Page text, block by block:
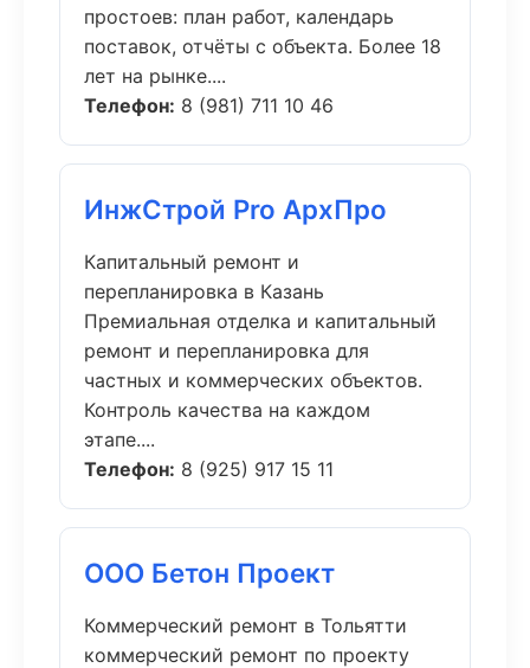
простоев: план работ, календарь
поставок, отчёты с объекта. Более 18
лет на рынке....
Телефон: 8 (981) 711 10 46
ИнжСтрой Pro АрхПро
Капитальный ремонт и
перепланировка в Казань
Премиальная отделка и капитальный
ремонт и перепланировка для
частных и коммерческих объектов.
Контроль качества на каждом
этапе....
Телефон: 8 (925) 917 15 11
ООО Бетон Проект
Коммерческий ремонт в Тольятти
коммерческий ремонт по проекту